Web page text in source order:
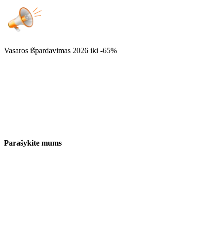
Vasaros išpardavimas 2026 iki -65%
Parašykite mums